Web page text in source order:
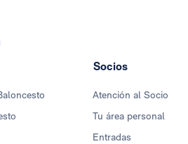
Socios
Atención al Socio
Tu área personal
Entradas